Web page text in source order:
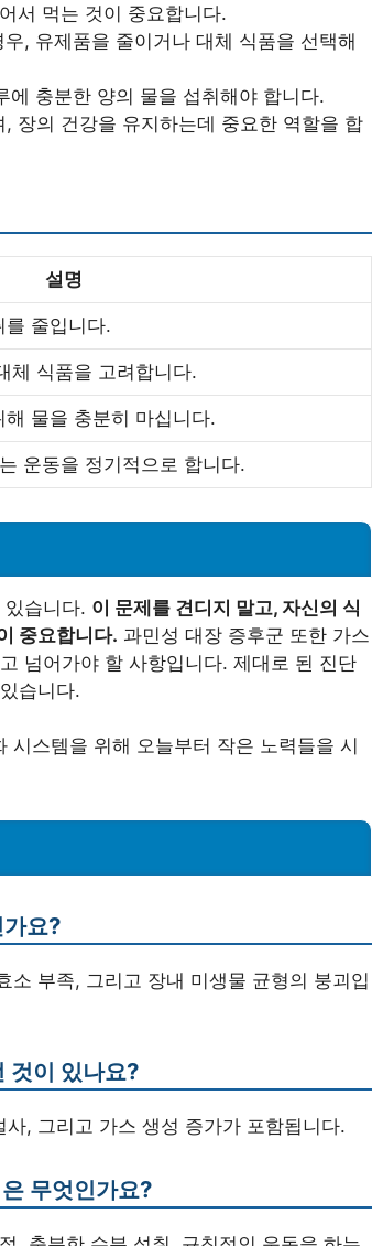
서 먹는 것이 중요합니다.
, 유제품을 줄이거나 대체 식품을 선택해
에 충분한 양의 물을 섭취해야 합니다.
장의 건강을 유지하는데 중요한 역할을 합
설명
를 줄입니다.
체 식품을 고려합니다.
물을 충분히 마십니다.
운동을 정기적으로 합니다.
습니다. 이 문제를 견디지 말고, 자신의 식
중요합니다. 과민성 대장 증후군 또한 가스
넘어가야 할 사항입니다. 제대로 된 진단
습니다.
스템을 위해 오늘부터 작은 노력들을 시
요?
소 부족, 그리고 장내 미생물 균형의 붕괴입
것이 있나요?
, 그리고 가스 생성 증가가 포함됩니다.
무엇인가요?